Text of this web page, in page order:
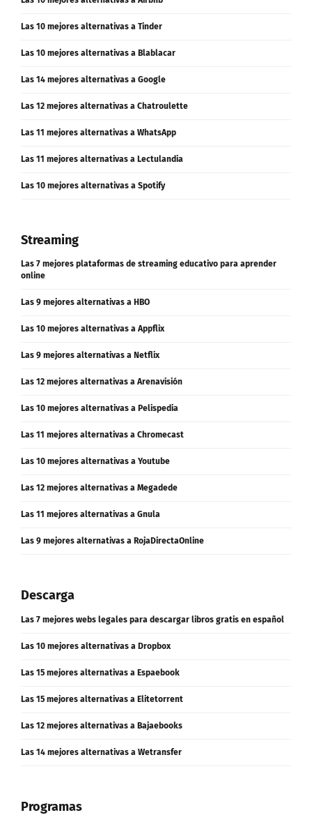
Las 10 mejores alternativas a Tinder
Las 10 mejores alternativas a Blablacar
Las 14 mejores alternativas a Google
Las 12 mejores alternativas a Chatroulette
Las 11 mejores alternativas a WhatsApp
Las 11 mejores alternativas a Lectulandia
Las 10 mejores alternativas a Spotify
Streaming
Las 7 mejores plataformas de streaming educativo para aprender
online
Las 9 mejores alternativas a HBO
Las 10 mejores alternativas a Appflix
Las 9 mejores alternativas a Netflix
Las 12 mejores alternativas a Arenavisión
Las 10 mejores alternativas a Pelispedia
Las 11 mejores alternativas a Chromecast
Las 10 mejores alternativas a Youtube
Las 12 mejores alternativas a Megadede
Las 11 mejores alternativas a Gnula
Las 9 mejores alternativas a RojaDirectaOnline
Descarga
Las 7 mejores webs legales para descargar libros gratis en español
Las 10 mejores alternativas a Dropbox
Las 15 mejores alternativas a Espaebook
Las 15 mejores alternativas a Elitetorrent
Las 12 mejores alternativas a Bajaebooks
Las 14 mejores alternativas a Wetransfer
Programas